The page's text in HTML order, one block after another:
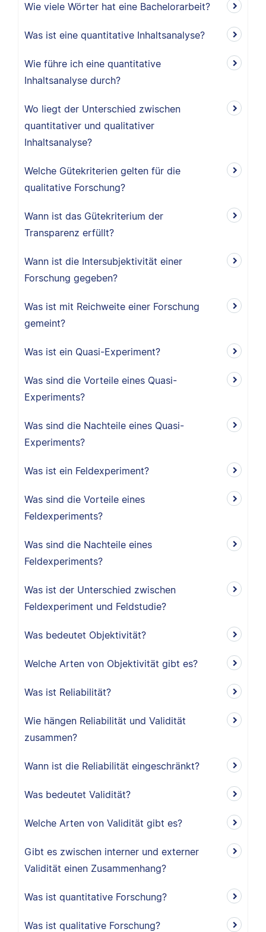
Wie viele Wörter hat eine Bachelorarbeit?
Was ist eine quantitative Inhaltsanalyse?
Wie führe ich eine quantitative
Inhaltsanalyse durch?
Wo liegt der Unterschied zwischen
quantitativer und qualitativer
Inhaltsanalyse?
Welche Gütekriterien gelten für die
qualitative Forschung?
Wann ist das Gütekriterium der
Transparenz erfüllt?
Wann ist die Intersubjektivität einer
Forschung gegeben?
Was ist mit Reichweite einer Forschung
gemeint?
Was ist ein Quasi-Experiment?
Was sind die Vorteile eines Quasi-
Experiments?
Was sind die Nachteile eines Quasi-
Experiments?
Was ist ein Feldexperiment?
Was sind die Vorteile eines
Feldexperiments?
Was sind die Nachteile eines
Feldexperiments?
Was ist der Unterschied zwischen
Feldexperiment und Feldstudie?
Was bedeutet Objektivität?
Welche Arten von Objektivität gibt es?
Was ist Reliabilität?
Wie hängen Reliabilität und Validität
zusammen?
Wann ist die Reliabilität eingeschränkt?
Was bedeutet Validität?
Welche Arten von Validität gibt es?
Gibt es zwischen interner und externer
Validität einen Zusammenhang?
Was ist quantitative Forschung?
Was ist qualitative Forschung?